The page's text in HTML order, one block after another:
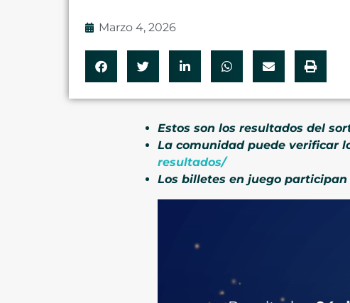
Marzo 4, 2026
Estos son los resultados del
La comunidad puede verificar
resultados/
Los billetes en juego